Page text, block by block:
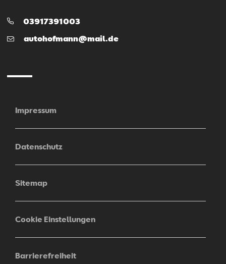
Telefon:
03917391003
E-
autohofmann@mail.de
Impressum
Datenschutz
Sitemap
Cookie Einstellungen
Barrierefreiheit